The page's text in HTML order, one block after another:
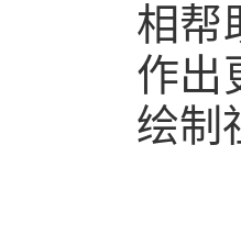
相帮
作出
绘制